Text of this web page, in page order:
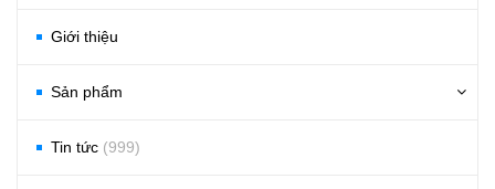
Giới thiệu
Sản phẩm
Tin tức (999)